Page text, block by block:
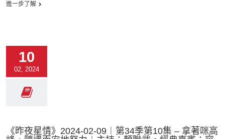
進一步了解
10
02, 2024
《昨夜星情》2024-02-09︱第34季第10集 – 拿著咪高